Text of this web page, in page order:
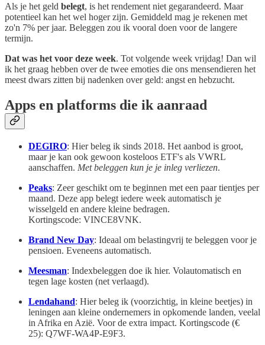
Als je het geld belegt, is het rendement niet gegarandeerd. Maar
potentieel kan het wel hoger zijn. Gemiddeld mag je rekenen met
zo'n 7% per jaar. Beleggen zou ik vooral doen voor de langere
termijn.
Dat was het voor deze week. Tot volgende week vrijdag! Dan wil
ik het graag hebben over de twee emoties die ons mensendieren het
meest dwars zitten bij nadenken over geld: angst en hebzucht.
Apps en platforms die ik aanraad
DEGIRO: Hier beleg ik sinds 2018. Het aanbod is groot,
maar je kan ook gewoon kosteloos ETF's als VWRL
aanschaffen. Met beleggen kun je je inleg verliezen.
Peaks: Zeer geschikt om te beginnen met een paar tientjes per
maand. Deze app belegt iedere week automatisch je
wisselgeld en andere kleine bedragen.
Kortingscode: VINCE8VNK.
Brand New Day: Ideaal om belastingvrij te beleggen voor je
pensioen. Eveneens automatisch.
Meesman: Indexbeleggen doe ik hier. Volautomatisch en
tegen lage kosten (net verlaagd).
Lendahand: Hier beleg ik (voorzichtig, in kleine beetjes) in
leningen aan kleine ondernemers in opkomende landen, veelal
in Afrika en Azië. Voor de extra impact. Kortingscode (€
25): Q7WF-WA4P-E9F3.